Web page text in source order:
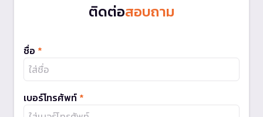
ติดต่อสอบถาม
ชื่อ *
เบอร์โทรศัพท์ *